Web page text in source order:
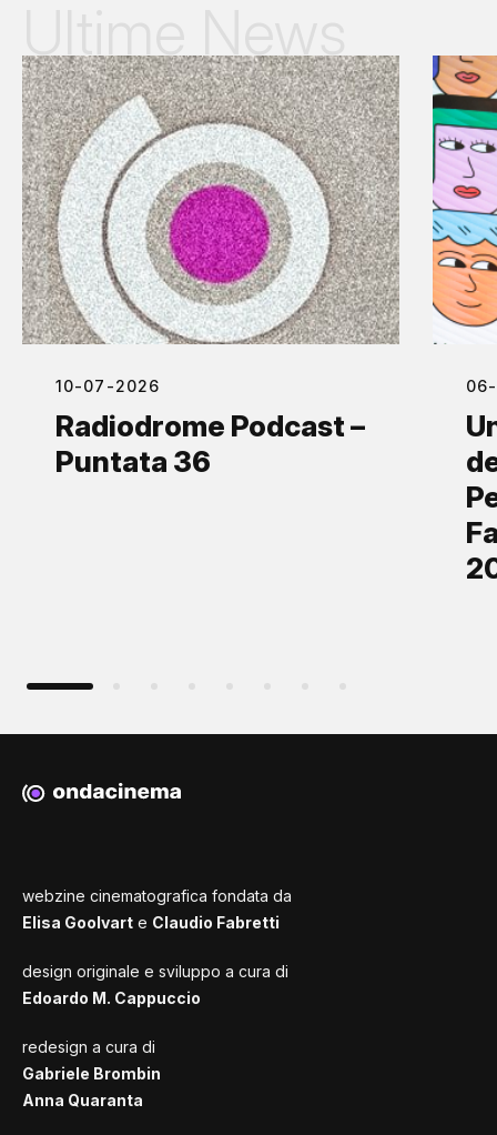
10-07-2026
Radiodrome Podcast –
Puntata 36
webzine cinematografica fondata da
Elisa Goolvart e Claudio Fabretti
design originale e sviluppo a cura di
Edoardo M. Cappuccio
redesign a cura di
Gabriele Brombin
Anna Quaranta